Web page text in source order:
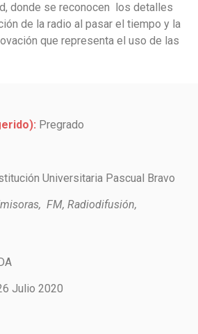
donde se reconocen los detalles
de la radio al pasar el tiempo y la
que representa el uso de las
Pregrado
Universitaria Pascual Bravo
FM, Radiodifusión,
Julio 2020